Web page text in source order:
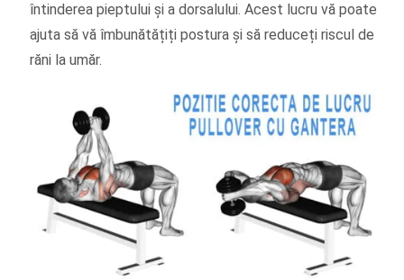
întinderea pieptului și a dorsalului. Acest lucru vă poate
ajuta să vă îmbunătățiți postura și să reduceți riscul de
răni la umăr.